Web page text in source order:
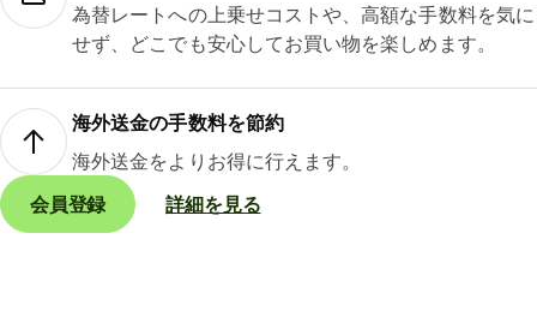
為替レートへの上乗せコストや、高額な手数料を気に
せず、どこでも安心してお買い物を楽しめます。
海外送金の手数料を節約
海外送金をよりお得に行えます。
会員登録
詳細を見る